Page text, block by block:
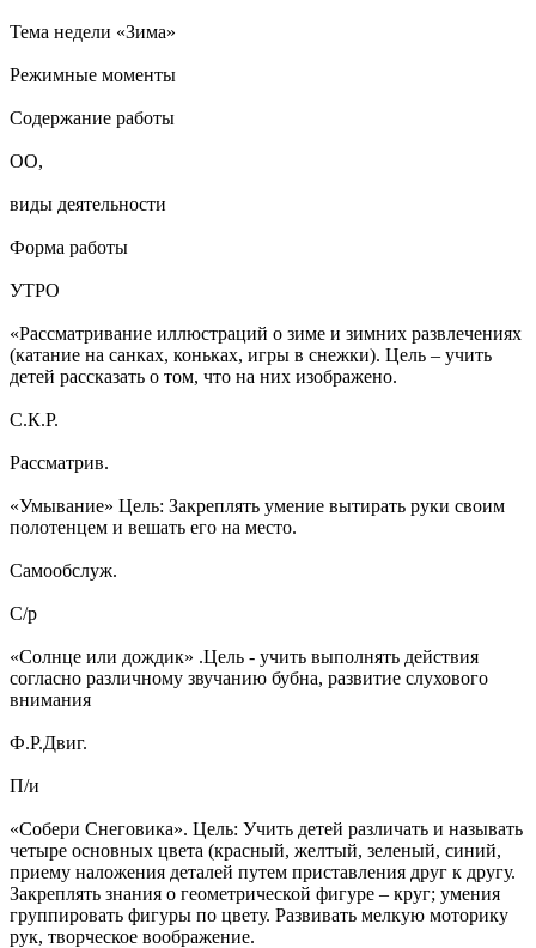
Тема недели «Зима»
Режимные моменты
Содержание работы
ОО,
виды деятельности
Форма работы
УТРО
«Рассматривание иллюстраций о зиме и зимних развлечениях
(катание на санках, коньках, игры в снежки). Цель – учить
детей рассказать о том, что на них изображено.
С.К.Р.
Рассматрив.
«Умывание» Цель: Закреплять умение вытирать руки своим
полотенцем и вешать его на место.
Самообслуж.
С/р
«Солнце или дождик» .Цель - учить выполнять действия
согласно различному звучанию бубна, развитие слухового
внимания
Ф.Р.Двиг.
П/и
«Собери Снеговика». Цель: Учить детей различать и называть
четыре основных цвета (красный, желтый, зеленый, синий,
приему наложения деталей путем приставления друг к другу.
Закреплять знания о геометрической фигуре – круг; умения
группировать фигуры по цвету. Развивать мелкую моторику
рук, творческое воображение.